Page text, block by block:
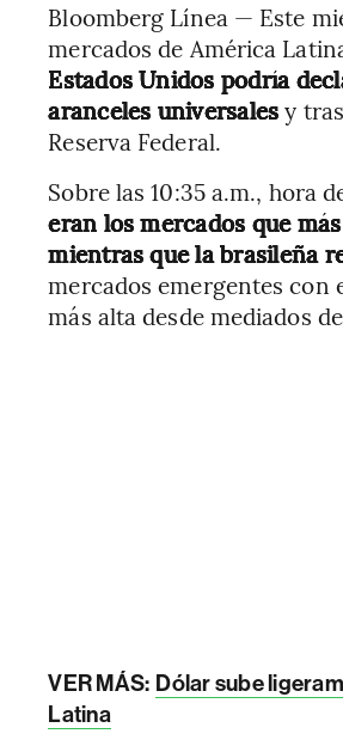
Bloomberg Línea — Este
mercados de América
Estados Unidos podría
aranceles universalesy
Reserva Federal.
Sobre las 10:35 a.m., hora
eran los mercados que
mientras que la brasileña
mercados emergentes con
más alta desde mediados
VER MÁS: Dólar sube
Latina